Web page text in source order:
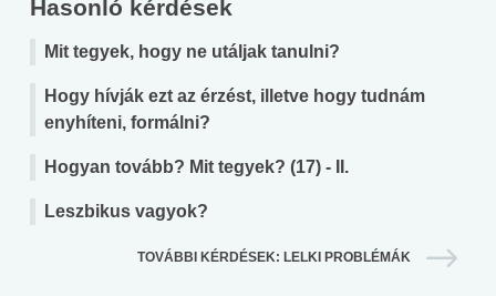
Hasonló kérdések
Mit tegyek, hogy ne utáljak tanulni?
Hogy hívják ezt az érzést, illetve hogy tudnám
enyhíteni, formálni?
Hogyan tovább? Mit tegyek? (17) - II.
Leszbikus vagyok?
TOVÁBBI KÉRDÉSEK: LELKI PROBLÉMÁK